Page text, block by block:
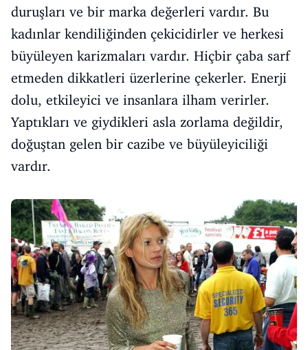
duruşları ve bir marka değerleri vardır. Bu
kadınlar kendiliğinden çekicidirler ve herkesi
büyüleyen karizmaları vardır. Hiçbir çaba sarf
etmeden dikkatleri üzerlerine çekerler. Enerji
dolu, etkileyici ve insanlara ilham verirler.
Yaptıkları ve giydikleri asla zorlama değildir,
doğuştan gelen bir cazibe ve büyüleyiciliği
vardır.